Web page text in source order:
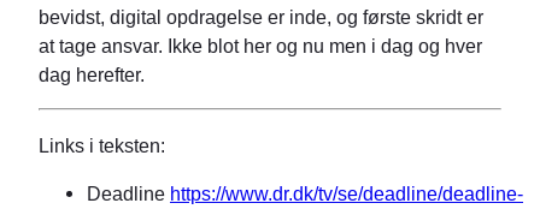
bevidst, digital opdragelse er inde, og første skridt er
at tage ansvar. Ikke blot her og nu men i dag og hver
dag herefter.
Links i teksten:
Deadline https://www.dr.dk/tv/se/deadline/deadline-